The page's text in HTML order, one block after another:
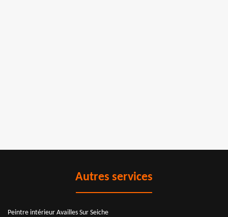
Autres services
Peintre intérieur Availles Sur Seiche